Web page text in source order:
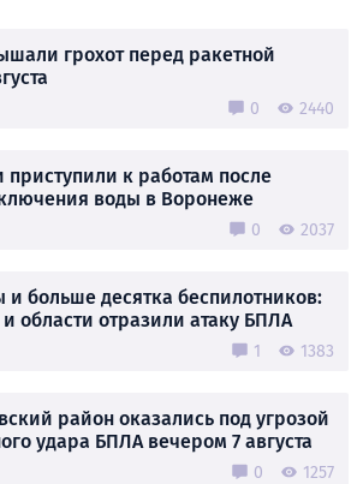
грохот перед ракетной
0 2440
к работам после
воды в Воронеже
0 2037
больше десятка беспилотников:
области отразили атаку БПЛА
1 1383
район оказались под угрозой
удара БПЛА вечером 7 августа
0 1257